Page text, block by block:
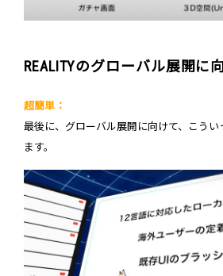
REALITYのグローバル展開に
超簡単：
最後に、グローバル展開に向けて、こうい
ます。